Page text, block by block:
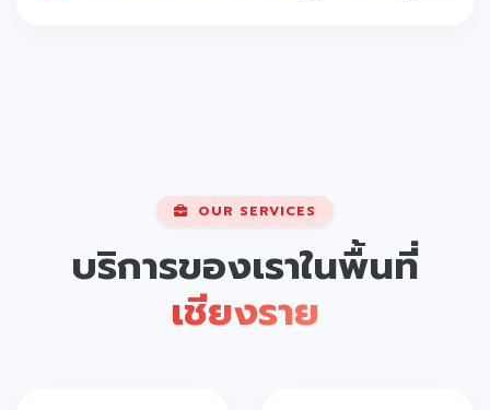
OUR SERVICES
บริการของเราในพื้นที่
เชียงราย